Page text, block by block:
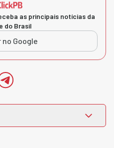
as principais notícias da
do Brasil
no Google